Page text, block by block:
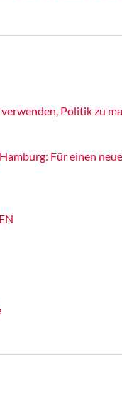
Politik zu
Für einen